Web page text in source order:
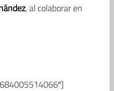
, al colaborar en